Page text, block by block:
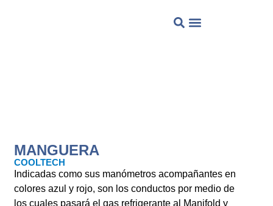
MANGUERA
COOLTECH
Indicadas como sus manómetros acompañantes en
colores azul y rojo, son los conductos por medio de
los cuales pasará el gas refrigerante al Manifold y